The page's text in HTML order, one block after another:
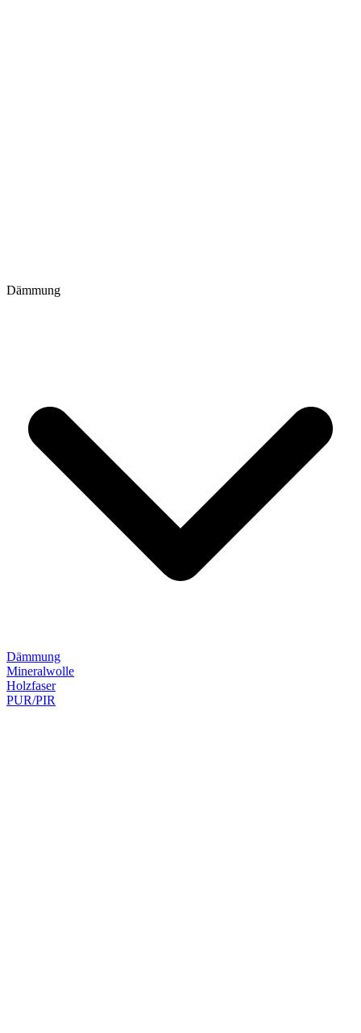
Dämmung
Dämmung
Mineralwolle
Holzfaser
PUR/PIR